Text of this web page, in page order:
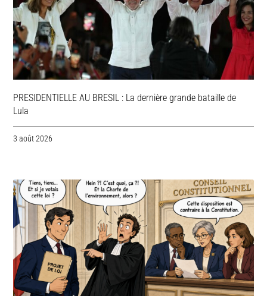
PRESIDENTIELLE AU BRESIL : La dernière grande bataille de
Lula
3 août 2026